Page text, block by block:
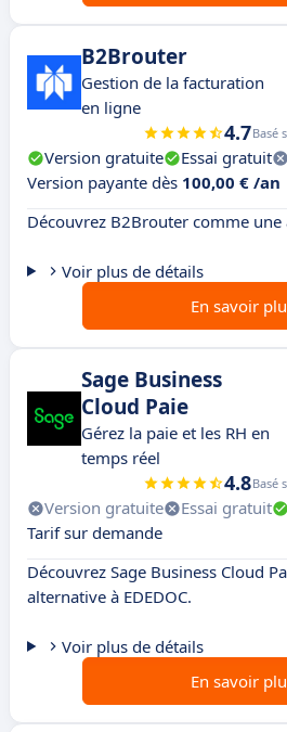
B2Brouter
Gestion de la facturation
en ligne
4.7Basé
Version gratuite Essai gratuit
Version payante dès 100,00 € /an
Découvrez B2Brouter comme une
Voir plus de détails
En savoir
Sage Business
Cloud Paie
Gérez la paie et les RH en
temps réel
4.8Basé
Version gratuite Essai gratuit
Tarif sur demande
Découvrez Sage Business Cloud
alternative à EDEDOC.
Voir plus de détails
En savoir